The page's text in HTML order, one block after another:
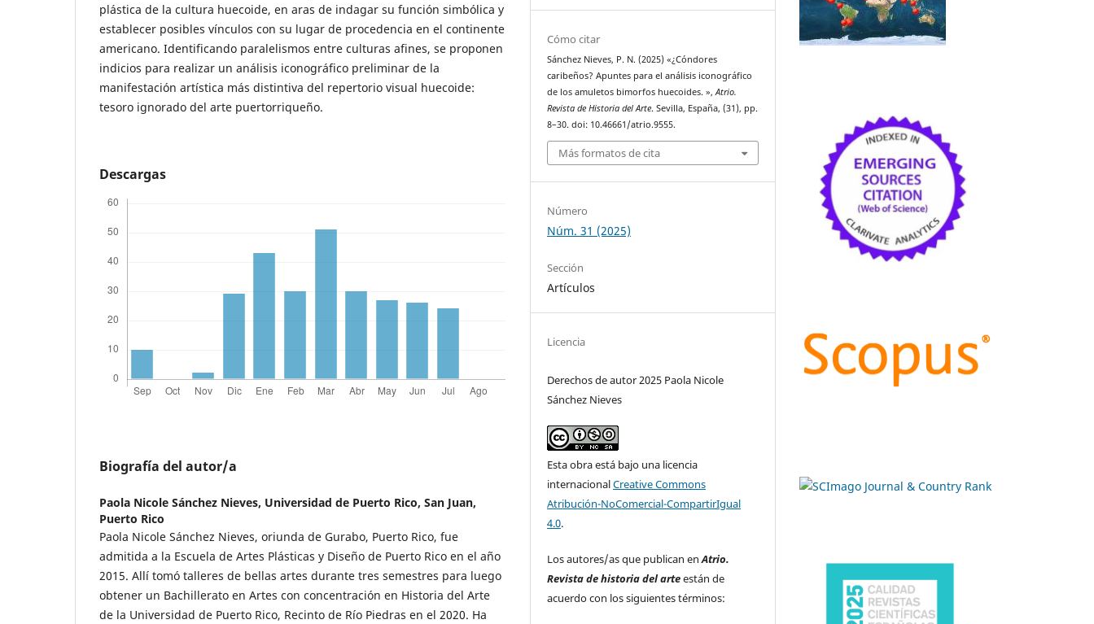
plástica de la cultura huecoide, en aras de indagar su función simbólica y
establecer posibles vínculos con su lugar de procedencia en el continente
americano. Identificando paralelismos entre culturas afines, se proponen
indicios para realizar un análisis iconográfico preliminar de la
manifestación artística más distintiva del repertorio visual huecoide:
tesoro ignorado del arte puertorriqueño.
Descargas
Biografía del autor/a
Paola Nicole Sánchez Nieves, Universidad de Puerto Rico, San Juan,
Puerto Rico
Paola Nicole Sánchez Nieves, oriunda de Gurabo, Puerto Rico, fue
admitida a la Escuela de Artes Plásticas y Diseño de Puerto Rico en el año
2015. Allí tomó talleres de bellas artes durante tres semestres para luego
obtener un Bachillerato en Artes con concentración en Historia del Arte
de la Universidad de Puerto Rico, Recinto de Río Piedras en el 2020. Ha
Cómo citar
Sánchez Nieves, P. N. (2025) «¿Cóndores
caribeños? Apuntes para el análisis iconográfico
de los amuletos bimorfos huecoides. »,Atrio.
Revista de Historia del Arte. Sevilla, España, (31), pp.
8–30. doi: 10.46661/atrio.9555.
Más formatos de cita
Número
Núm. 31 (2025)
Sección
Artículos
Licencia
Derechos de autor 2025 Paola Nicole
Sánchez Nieves
Esta obra está bajo una licencia
internacionalCreative Commons
Atribución-NoComercial-CompartirIgual
4.0.
Los autores/as que publican enAtrio.
Revista de historia del arteestán de
acuerdo con los siguientes términos: